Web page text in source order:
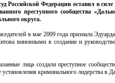
Российской Федерации оставил в
преступного сообщества
округа.
в мае 2009 года признала
виновными в создании и
лица создали преступное
установления криминального лидерства в